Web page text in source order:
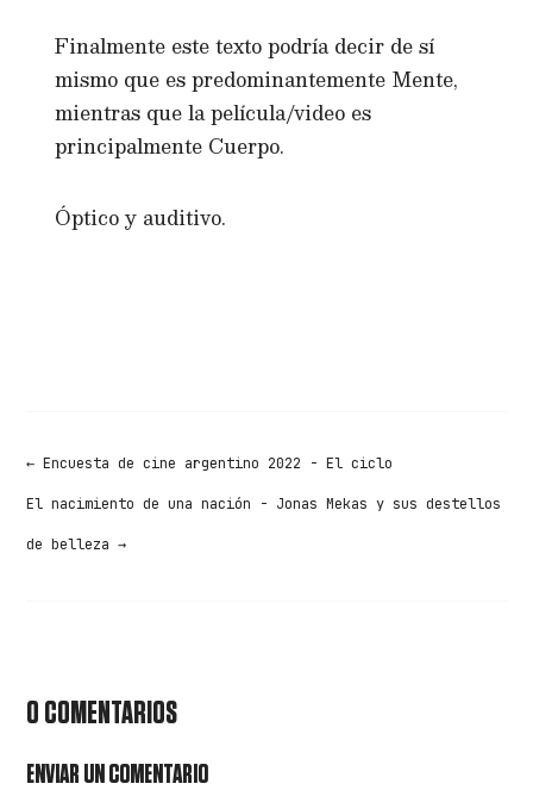
Finalmente este texto podría decir de sí
mismo que es predominantemente Mente,
mientras que la película/video es
principalmente Cuerpo.
Óptico y auditivo.
←Encuesta de cine argentino 2022 - El ciclo
El nacimiento de una nación - Jonas Mekas y sus destellos
de belleza →
0 COMENTARIOS
ENVIAR UN COMENTARIO